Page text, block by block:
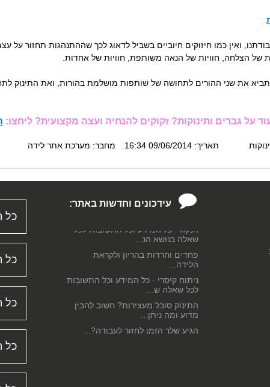
ואין כמו חיזוקים חיוביים בשביל לדאוג לכך שההתנהגות תחזור על
של הצלחה, חוויות של הנאה משותפת, חוויות של אחדות.
את שני ההורים לתחושה של שותפות מושלמת בהורות, ואת התינוק
על גברים ותינוקות? זקוקים להנחיה ועצה מקצועית? ליחצו:
תאריך: 09/06/2014 16:34 מחבר: מערכת אתר לידה
עידכונים וחדשות באתר:
הקפדה על ניקיון בחדרי לידה...
והנפשי להורו...
משפטית מקיפה...
התמודדות רגשית לאחר הלידה...
לא תמיד הכל דבש - על דיכאון שאחרי
הלידה אצל נ...
שאלה בנושא הנ...
פחדים וחרדות בהריון ולקראת
הלידה...
ניתוח קיסרי - כל המידע וכל התשובות
לכל שאלה ש...
התינוק סובל מעצירות? חשוב להבין
מדוע ומה ניתן...
הגיע שלך הזמן לחזור לעבודה?...
כל
כל
כל
כל